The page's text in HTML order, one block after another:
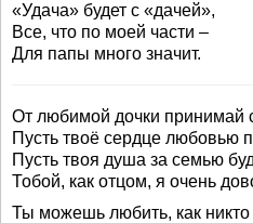
«Удача» будет с «дачей»,
Все, что по моей части –
Для папы много значит.
От любимой дочки принимай
Пусть твоё сердце любовью
Пусть твоя душа за семью
Тобой, как отцом, я очень
Ты можешь любить, как никто